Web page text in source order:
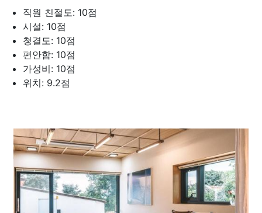
직원 친절도: 10점
시설: 10점
청결도: 10점
편안함: 10점
가성비: 10점
위치: 9.2점